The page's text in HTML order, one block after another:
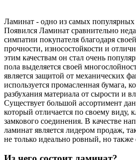
Ламинат - одно из самых
Появился Ламинат сравнительно
симпатии покупателя благодаря своей
прочности, износостойкости и
этим качествам он стал очень
пола выделяется своей
является защитой от механических
используется промасленная бумага,
разбухания материала от сырости и
Существует большой ассортимент
который отличается по своему виду,
замкового соединения. В качестве
ламинат является лидером продаж,
не только идеально ровный, но